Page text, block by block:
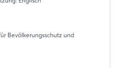
Bevölkerungsschutz und